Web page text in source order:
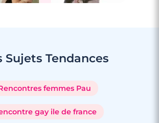
Sujets Tendances
femmes Pau
gay ile de france